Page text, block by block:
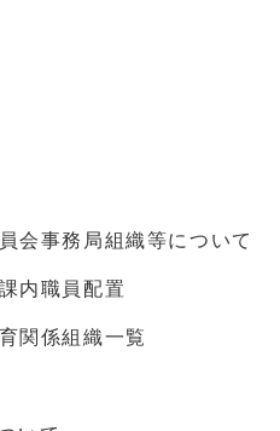
事務局組織等について
内職員配置
育関係組織一覧